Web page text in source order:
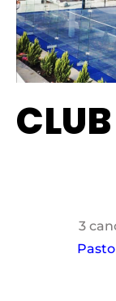
3
Pasto